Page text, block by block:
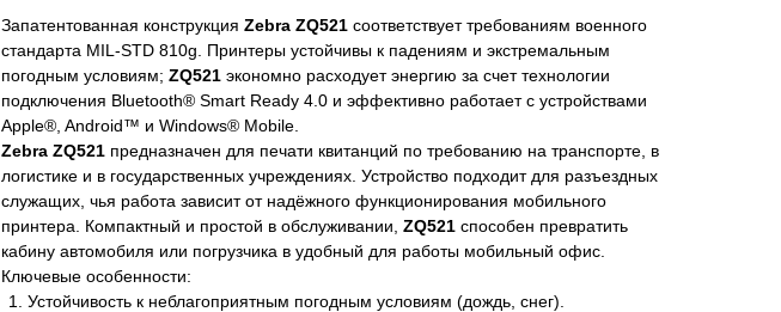
Запатентованная конструкция Zebra ZQ521 соответствует требованиям военного
стандарта MIL-STD 810g. Принтеры устойчивы к падениям и экстремальным
погодным условиям; ZQ521 экономно расходует энергию за счет технологии
подключения Bluetooth® Smart Ready 4.0 и эффективно работает с устройствами
Apple®, Android™ и Windows® Mobile.
Zebra ZQ521 предназначен для печати квитанций по требованию на транспорте, в
логистике и в государственных учреждениях. Устройство подходит для разъездных
служащих, чья работа зависит от надёжного функционирования мобильного
принтера. Компактный и простой в обслуживании, ZQ521 способен превратить
кабину автомобиля или погрузчика в удобный для работы мобильный офис.
Ключевые особенности:
Устойчивость к неблагоприятным погодным условиям (дождь, снег).